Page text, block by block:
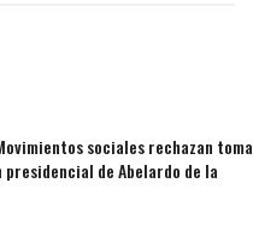
sociales rechazan toma
presidencial de Abelardo de la